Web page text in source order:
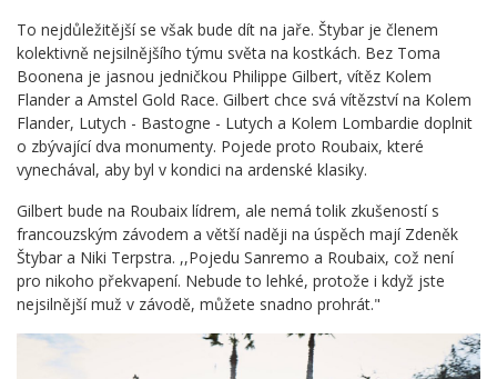
To nejdůležitější se však bude dít na jaře. Štybar je členem
kolektivně nejsilnějšího týmu světa na kostkách. Bez Toma
Boonena je jasnou jedničkou Philippe Gilbert, vítěz Kolem
Flander a Amstel Gold Race. Gilbert chce svá vítězství na Kolem
Flander, Lutych - Bastogne - Lutych a Kolem Lombardie doplnit
o zbývající dva monumenty. Pojede proto Roubaix, které
vynechával, aby byl v kondici na ardenské klasiky.
Gilbert bude na Roubaix lídrem, ale nemá tolik zkušeností s
francouzským závodem a větší naději na úspěch mají Zdeněk
Štybar a Niki Terpstra. ,,Pojedu Sanremo a Roubaix, což není
pro nikoho překvapení. Nebude to lehké, protože i když jste
nejsilnější muž v závodě, můžete snadno prohrát."